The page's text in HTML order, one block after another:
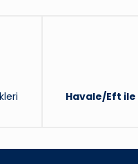
Havale/Eft ile